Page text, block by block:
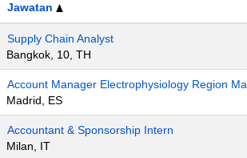
Jawatan
Supply Chain Analyst
Bangkok, 10, TH
Account Manager Electrophysiology Region
Madrid, ES
Accountant & Sponsorship Intern
Milan, IT